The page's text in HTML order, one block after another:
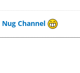
Nug Channel